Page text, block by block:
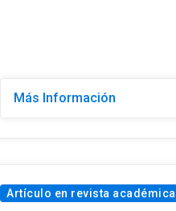
Más Información
Artículo en revista académica